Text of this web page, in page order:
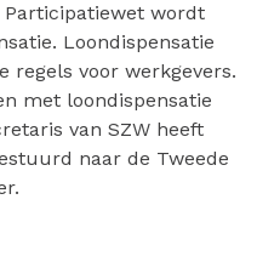
wordt
Loondispensatie
regels voor werkgevers.
met loondispensatie
van SZW heeft
naar de Tweede